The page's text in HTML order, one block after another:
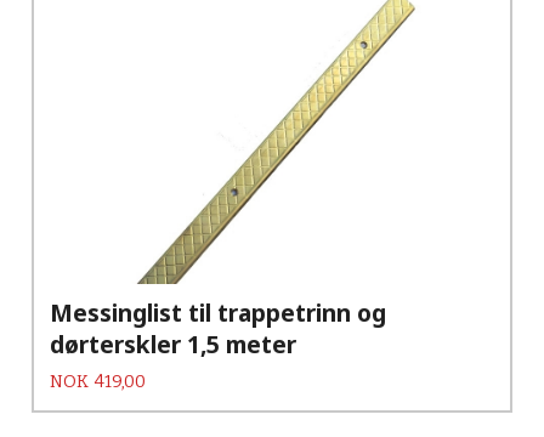
Messinglist til trappetrinn og
dørterskler 1,5 meter
Pris
NOK 419,00